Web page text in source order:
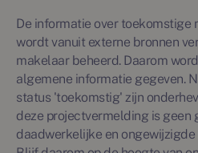
De informatie over toekomstige
wordt vanuit externe bronnen
makelaar beheerd. Daarom
algemene informatie gegeven.
status 'toekomstig' zijn
deze projectvermelding is geen
daadwerkelijke en